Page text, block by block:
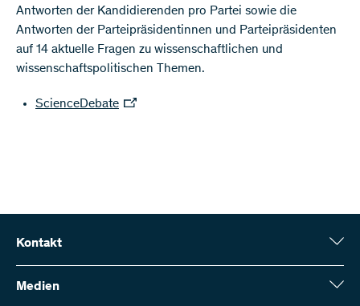
Antworten der Kandidierenden pro Partei sowie die
Antworten der Parteipräsidentinnen und Parteipräsidenten
auf 14 aktuelle Fragen zu wissenschaftlichen und
wissenschaftspolitischen Themen.
ScienceDebate
Kontakt
Schweizerischer Nationalfonds (SNF)
Wildhainweg 3
Medien